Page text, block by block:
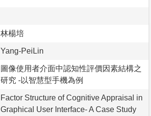
林楊培
Yang-PeiLin
圖像使用者介面中認知性評價因素結構之
研究 -以智慧型手機為例
Factor Structure of Cognitive Appraisal in
Graphical User Interface- A Case Study